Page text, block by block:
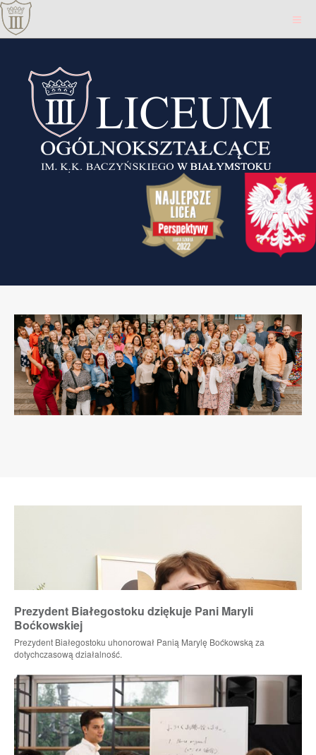
Prezydent Białegostoku dziękuje Pani Maryli
Boćkowskiej
Prezydent Białegostoku uhonorował Panią Marylę Boćkowską za
dotychczasową działalność.